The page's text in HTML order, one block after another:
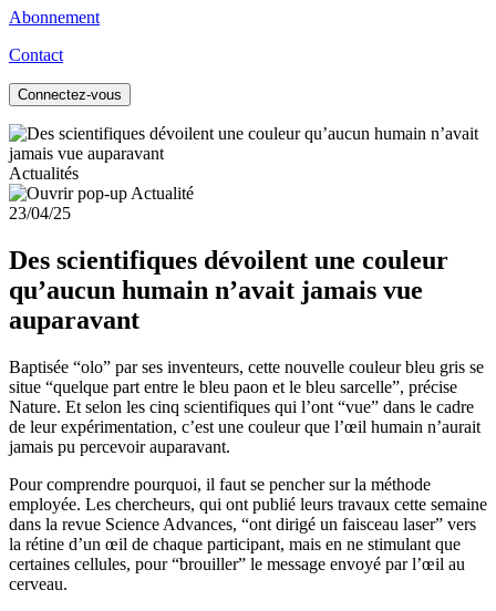
Abonnement
Contact
Connectez-vous
Actualités
23/04/25
Des scientifiques dévoilent une couleur
qu’aucun humain n’avait jamais vue
auparavant
Baptisée “olo” par ses inventeurs, cette nouvelle couleur bleu gris se
situe “quelque part entre le bleu paon et le bleu sarcelle”, précise
Nature. Et selon les cinq scientifiques qui l’ont “vue” dans le cadre
de leur expérimentation, c’est une couleur que l’œil humain n’aurait
jamais pu percevoir auparavant.
Pour comprendre pourquoi, il faut se pencher sur la méthode
employée. Les chercheurs, qui ont publié leurs travaux cette semaine
dans la revue Science Advances, “ont dirigé un faisceau laser” vers
la rétine d’un œil de chaque participant, mais en ne stimulant que
certaines cellules, pour “brouiller” le message envoyé par l’œil au
cerveau.